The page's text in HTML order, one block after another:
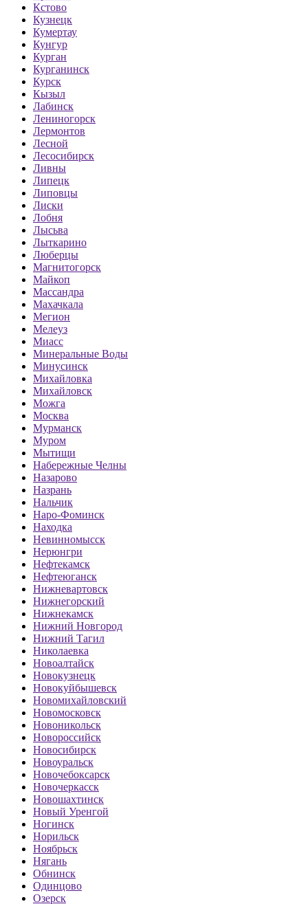
Кстово
Кузнецк
Кумертау
Кунгур
Курган
Курганинск
Курск
Кызыл
Лабинск
Лениногорск
Лермонтов
Лесной
Лесосибирск
Ливны
Липецк
Липовцы
Лиски
Лобня
Лысьва
Лыткарино
Люберцы
Магнитогорск
Майкоп
Массандра
Махачкала
Мегион
Мелеуз
Миасс
Минеральные Воды
Минусинск
Михайловка
Михайловск
Можга
Москва
Мурманск
Муром
Мытищи
Набережные Челны
Назарово
Назрань
Нальчик
Наро-Фоминск
Находка
Невинномысск
Нерюнгри
Нефтекамск
Нефтеюганск
Нижневартовск
Нижнегорский
Нижнекамск
Нижний Новгород
Нижний Тагил
Николаевка
Новоалтайск
Новокузнецк
Новокуйбышевск
Новомихайловский
Новомосковск
Новоникольск
Новороссийск
Новосибирск
Новоуральск
Новочебоксарск
Новочеркасск
Новошахтинск
Новый Уренгой
Ногинск
Норильск
Ноябрьск
Нягань
Обнинск
Одинцово
Озерск